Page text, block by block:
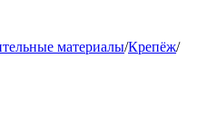
материалы/Крепёж/